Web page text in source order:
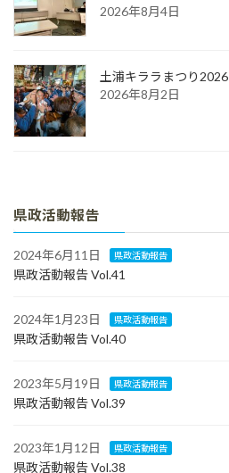
2026年8月4日
土浦キララまつり2026
2026年8月2日
県政活動報告
2024年6月11日 県政活動報告
県政活動報告 Vol.41
2024年1月23日 県政活動報告
県政活動報告 Vol.40
2023年5月19日 県政活動報告
県政活動報告 Vol.39
2023年1月12日 県政活動報告
県政活動報告 Vol.38